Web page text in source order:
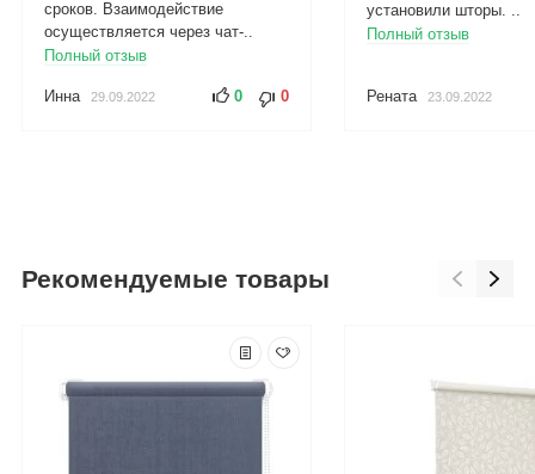
сроков. Взаимодействие
осуществляется через чат-..
Полный отзыв
Инна 29.09.2022 0 0
установили шторы. ..
Полный отзыв
Рената 23.09.2022
Рекомендуемые товары